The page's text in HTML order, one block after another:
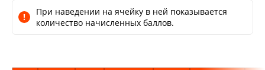
Контакты
Rutube
При наведении на ячейку в ней показывается
количество начисленных баллов.